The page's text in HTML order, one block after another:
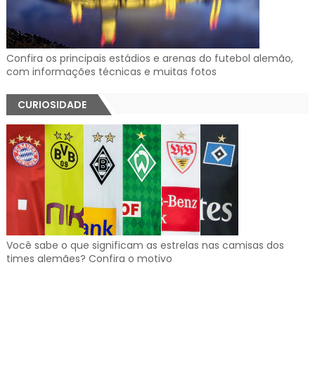
Confira os principais estádios e arenas do futebol alemão,
com informações técnicas e muitas fotos
CURIOSIDADE
Você sabe o que significam as estrelas nas camisas dos
times alemães? Confira o motivo